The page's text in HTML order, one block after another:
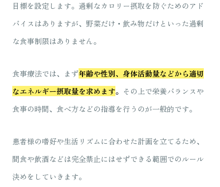
目標を設定します。過剰なカロリー摂取を防ぐためのアド
バイスはありますが、野菜だけ・飲み物だけといった過剰
な食事制限はありません。
食事療法では、まず年齢や性別、身体活動量などから適切
なエネルギー摂取量を求めます。 その上で栄養バランスや
食事の時間、食べ方などの指導を行うのが一般的です。
患者様の嗜好や生活リズムに合わせた計画を立てるため、
間食や飲酒などは完全禁止にはせずできる範囲でのルール
決めをしていきます。